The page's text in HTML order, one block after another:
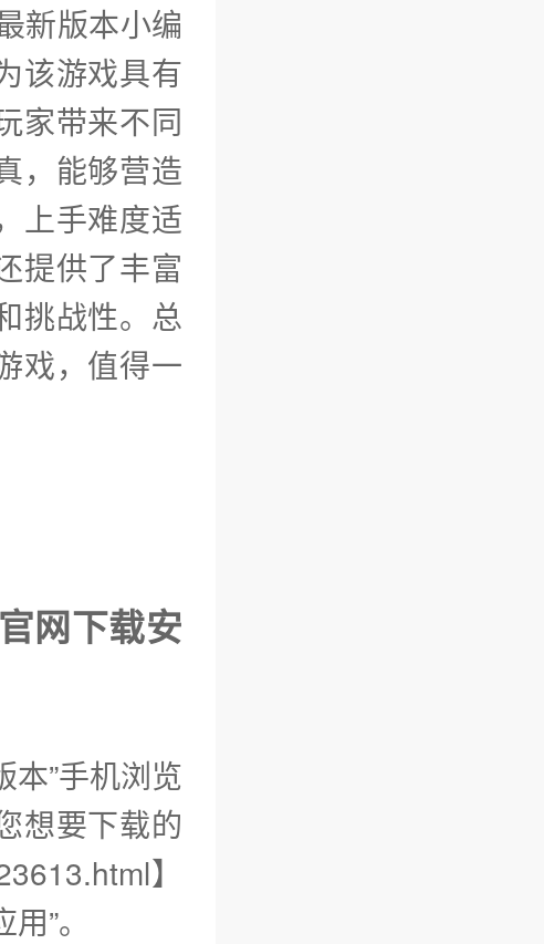
新版本小编
该游戏具有
家带来不同
，能够营造
上手难度适
提供了丰富
挑战性。总
戏，值得一
网下载安
本”手机浏览
想要下载的
】
”。